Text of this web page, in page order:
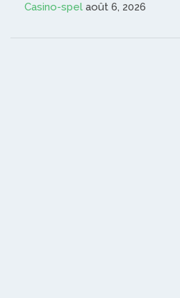
Casino-spel août 6, 2026